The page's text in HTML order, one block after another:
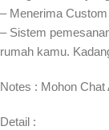
– Menerima
– Sistem
rumah kamu.
Notes : Mohon
Detail :